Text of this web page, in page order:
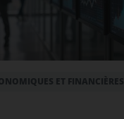
ET FINANCIÈRES